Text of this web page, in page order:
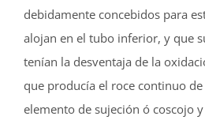
debidamente concebidos para
alojan en el tubo inferior, y que
tenían la desventaja de la
que producía el roce continuo
elemento de sujeción ó coscojo